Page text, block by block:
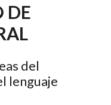
DE
del
lenguaje